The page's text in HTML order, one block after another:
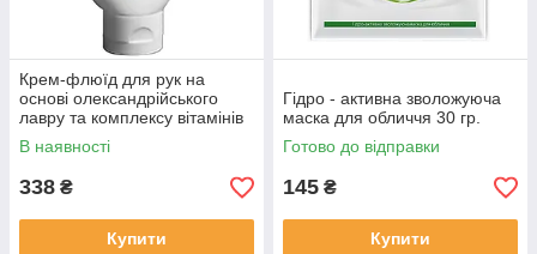
Крем-флюїд для рук на
основі олександрійського
лавру та комплексу вітамінів
115 мл.
В наявності
338 ₴
Купити
Гідро - активна зволожуюча
маска для обличчя 30 гр.
Готово до відправки
145 ₴
Купити